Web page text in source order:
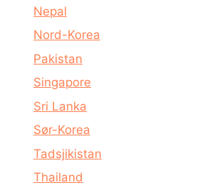
Nepal
Nord-Korea
Pakistan
Singapore
Sri Lanka
Sør-Korea
Tadsjikistan
Thailand